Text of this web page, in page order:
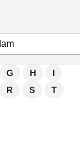
G H
I
R S
T